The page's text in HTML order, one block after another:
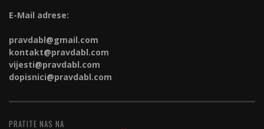
E-Mail adrese:
pravdabl@gmail.com
kontakt@pravdabl.com
vijesti@pravdabl.com
dopisnici@pravdabl.com
PRATITE NAS NA